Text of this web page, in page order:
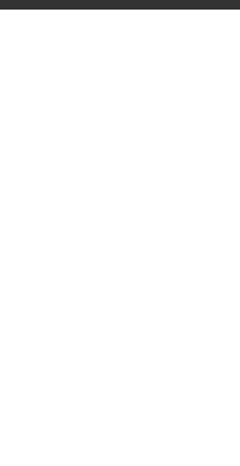
【衝撃】 中国製ルーター20機種にバックドア発見！ ネットに繋ぐだけで35秒ごとに中国のサーバーと通信